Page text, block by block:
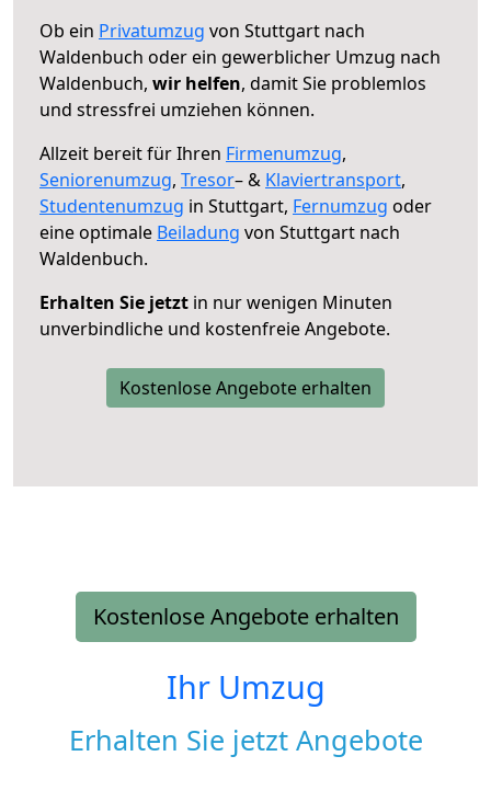
Ob ein Privatumzug von Stuttgart nach
Waldenbuch oder ein gewerblicher Umzug nach
Waldenbuch, wir helfen, damit Sie problemlos
und stressfrei umziehen können.
Allzeit bereit für Ihren Firmenumzug,
Seniorenumzug, Tresor– & Klaviertransport,
Studentenumzug in Stuttgart, Fernumzug oder
eine optimale Beiladung von Stuttgart nach
Waldenbuch.
Erhalten Sie jetzt in nur wenigen Minuten
unverbindliche und kostenfreie Angebote.
Kostenlose Angebote erhalten
Kostenlose Angebote erhalten
Ihr Umzug
Erhalten Sie jetzt Angebote